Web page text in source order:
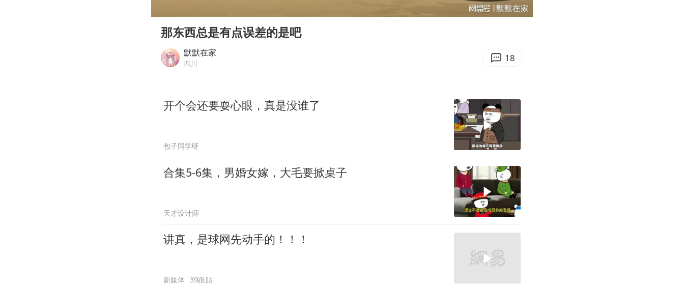
我国外贸延续良好增长态势
国防部：中国军队坚决反制任何闹海挑衅图谋
U17国足点球大战淘汰河床晋级决赛
04:12
Enter
那东西总是有点误差的是吧
默默在家
四川 18
开个会还要耍心眼，真是没谁了
包子同学呀
合集5-6集，男婚女嫁，大毛要掀桌子
天才设计师
讲真，是球网先动手的！！！
新媒体 39跟贴